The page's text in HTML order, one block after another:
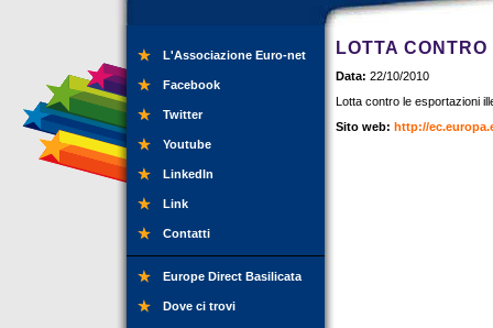
L'Associazione Euro-net
Facebook
Twitter
Youtube
LinkedIn
Link
Contatti
Europe Direct Basilicata
Dove ci trovi
LOTTA
Data: 22/10/2010
Lotta contro le esportazioni
Sito web: http://